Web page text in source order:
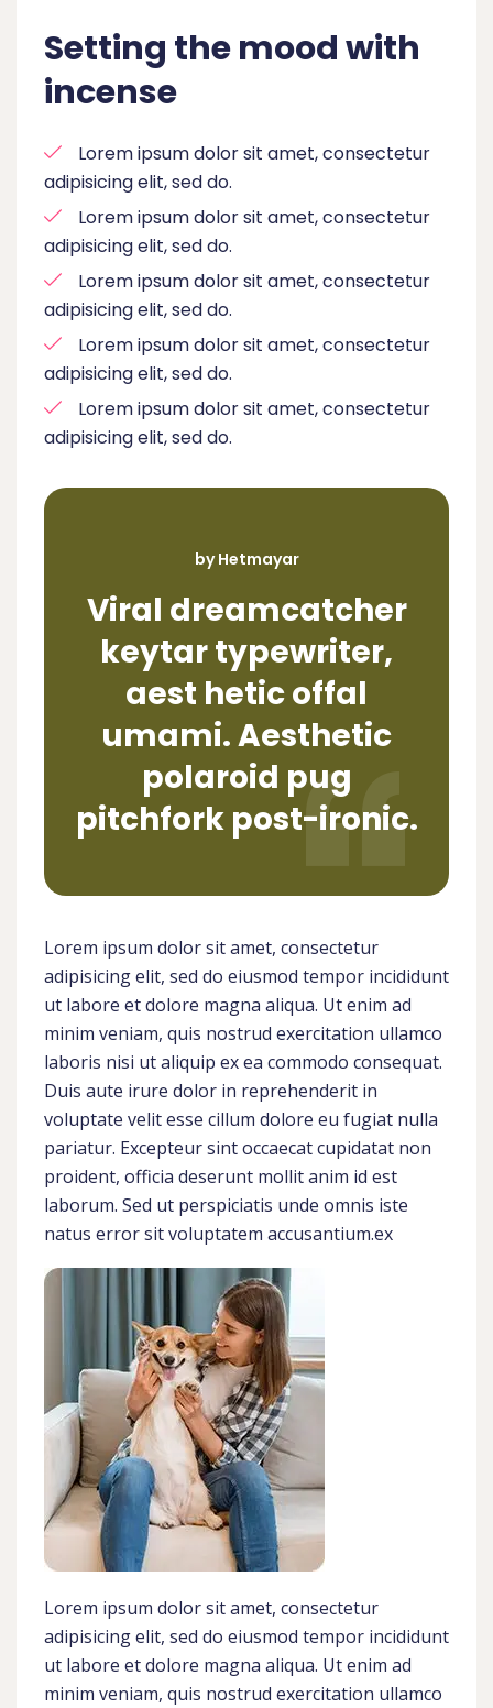
Setting the mood with
incense
Lorem ipsum dolor sit amet, consectetur
adipisicing elit, sed do.
Lorem ipsum dolor sit amet, consectetur
adipisicing elit, sed do.
Lorem ipsum dolor sit amet, consectetur
adipisicing elit, sed do.
Lorem ipsum dolor sit amet, consectetur
adipisicing elit, sed do.
Lorem ipsum dolor sit amet, consectetur
adipisicing elit, sed do.
by Hetmayar
Viral dreamcatcher
keytar typewriter,
aest hetic offal
umami. Aesthetic
polaroid pug
pitchfork post-ironic.
Lorem ipsum dolor sit amet, consectetur
adipisicing elit, sed do eiusmod tempor incididunt
ut labore et dolore magna aliqua. Ut enim ad
minim veniam, quis nostrud exercitation ullamco
laboris nisi ut aliquip ex ea commodo consequat.
Duis aute irure dolor in reprehenderit in
voluptate velit esse cillum dolore eu fugiat nulla
pariatur. Excepteur sint occaecat cupidatat non
proident, officia deserunt mollit anim id est
laborum. Sed ut perspiciatis unde omnis iste
natus error sit voluptatem accusantium.ex
Lorem ipsum dolor sit amet, consectetur
adipisicing elit, sed do eiusmod tempor incididunt
ut labore et dolore magna aliqua. Ut enim ad
minim veniam, quis nostrud exercitation ullamco